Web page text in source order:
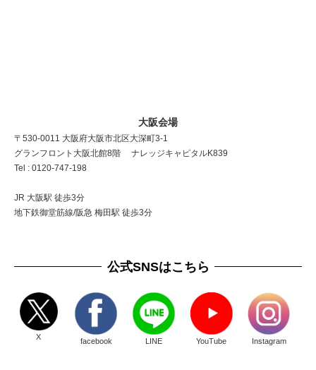
大阪会場
〒530-0011 大阪府大阪市北区大深町3-1
グランフロント大阪北館8階 ナレッジキャピタルK839
Tel : 0120-747-198
JR 大阪駅 徒歩3分
地下鉄御堂筋線/阪急 梅田駅 徒歩3分
公式SNSはこちら
X facebook LINE YouTube Instagram